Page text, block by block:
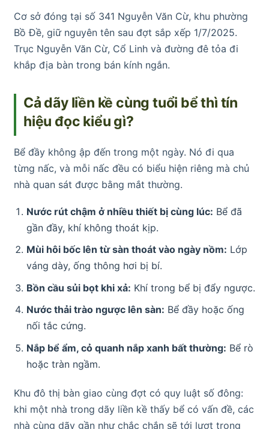
Cơ sở đóng tại số 341 Nguyễn Văn Cừ, khu phường
Bồ Đề, giữ nguyên tên sau đợt sắp xếp 1/7/2025.
Trục Nguyễn Văn Cừ, Cổ Linh và đường đê tỏa đi
khắp địa bàn trong bán kính ngắn.
Cả dãy liền kề cùng tuổi bể thì tín
hiệu đọc kiểu gì?
Bể đầy không ập đến trong một ngày. Nó đi qua
từng nấc, và mỗi nấc đều có biểu hiện riêng mà chủ
nhà quan sát được bằng mắt thường.
Nước rút chậm ở nhiều thiết bị cùng lúc: Bể đã
gần đầy, khí không thoát kịp.
Mùi hôi bốc lên từ sàn thoát vào ngày nồm: Lớp
váng dày, ống thông hơi bị bí.
Bồn cầu sủi bọt khi xả: Khí trong bể bị đẩy ngược.
Nước thải trào ngược lên sàn: Bể đầy hoặc ống
nối tắc cứng.
Nắp bể ẩm, cỏ quanh nắp xanh bất thường: Bể rò
hoặc tràn ngầm.
Khu đô thị bàn giao cùng đợt có quy luật số đông:
khi một nhà trong dãy liền kề thấy bể có vấn đề, các
nhà cùng dãy gần như chắc chắn sẽ tới lượt trong